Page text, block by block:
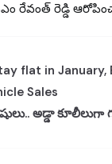
రేవంత్ రెడ్డి
flat in January,
Sales
అడ్డా